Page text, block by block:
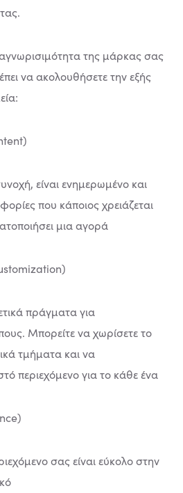
της μάρκας σας
να ακολουθήσετε την εξής
είναι ενημερωμένο και
που κάποιος χρειάζεται
μια αγορά
πράγματα για
Μπορείτε να χωρίσετε το
τμήματα και να
περιεχόμενο για το κάθε ένα
σας είναι εύκολο στην